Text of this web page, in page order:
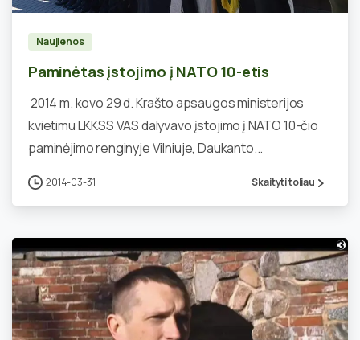
Naujienos
Paminėtas įstojimo į NATO 10-etis
2014 m. kovo 29 d. Krašto apsaugos ministerijos
kvietimu LKKSS VAS dalyvavo įstojimo į NATO 10-čio
paminėjimo renginyje Vilniuje, Daukanto...
2014-03-31 Skaityti toliau